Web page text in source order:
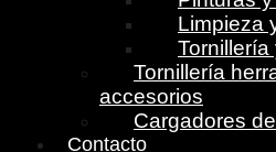
Limpieza
Tornillería
accesorios
Cargadores
Contacto